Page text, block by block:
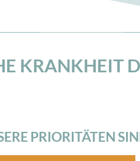
KRANKHEIT
PRIORITÄTEN